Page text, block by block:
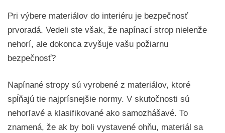
Pri výbere materiálov do interiéru je bezpečnosť
prvoradá. Vedeli ste však, že napínací strop nielenže
nehorí, ale dokonca zvyšuje vašu požiarnu
bezpečnosť?
Napínané stropy sú vyrobené z materiálov, ktoré
spĺňajú tie najprísnejšie normy. V skutočnosti sú
nehorľavé a klasifikované ako samozhášavé. To
znamená, že ak by boli vystavené ohňu, materiál sa